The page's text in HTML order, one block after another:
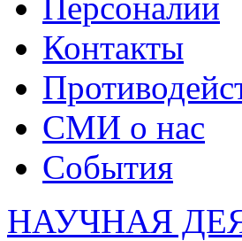
Контакты
СМИ о нас
События
НАУЧНАЯ